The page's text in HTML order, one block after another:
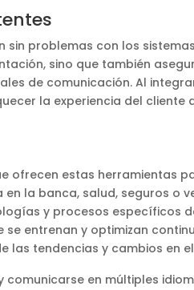
sin problemas con los
sino que también
de comunicación. Al
la experiencia del
ofrecen estas herramientas
la banca, salud, seguros o
y procesos específicos
entrenan y optimizan
las tendencias y cambios en
comunicarse en múltiples